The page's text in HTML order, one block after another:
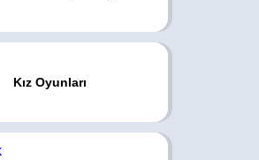
Kız Oyunları